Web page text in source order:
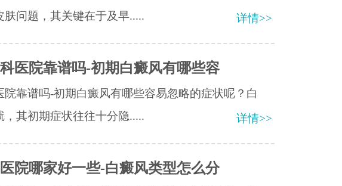
肤问题，其关键在于及早.....
详情>>
医院靠谱吗-初期白癜风有哪些容
院靠谱吗-初期白癜风有哪些容易忽略的症状呢？白
，其初期症状往往十分隐.....
详情>>
院哪家好一些-白癜风类型怎么分